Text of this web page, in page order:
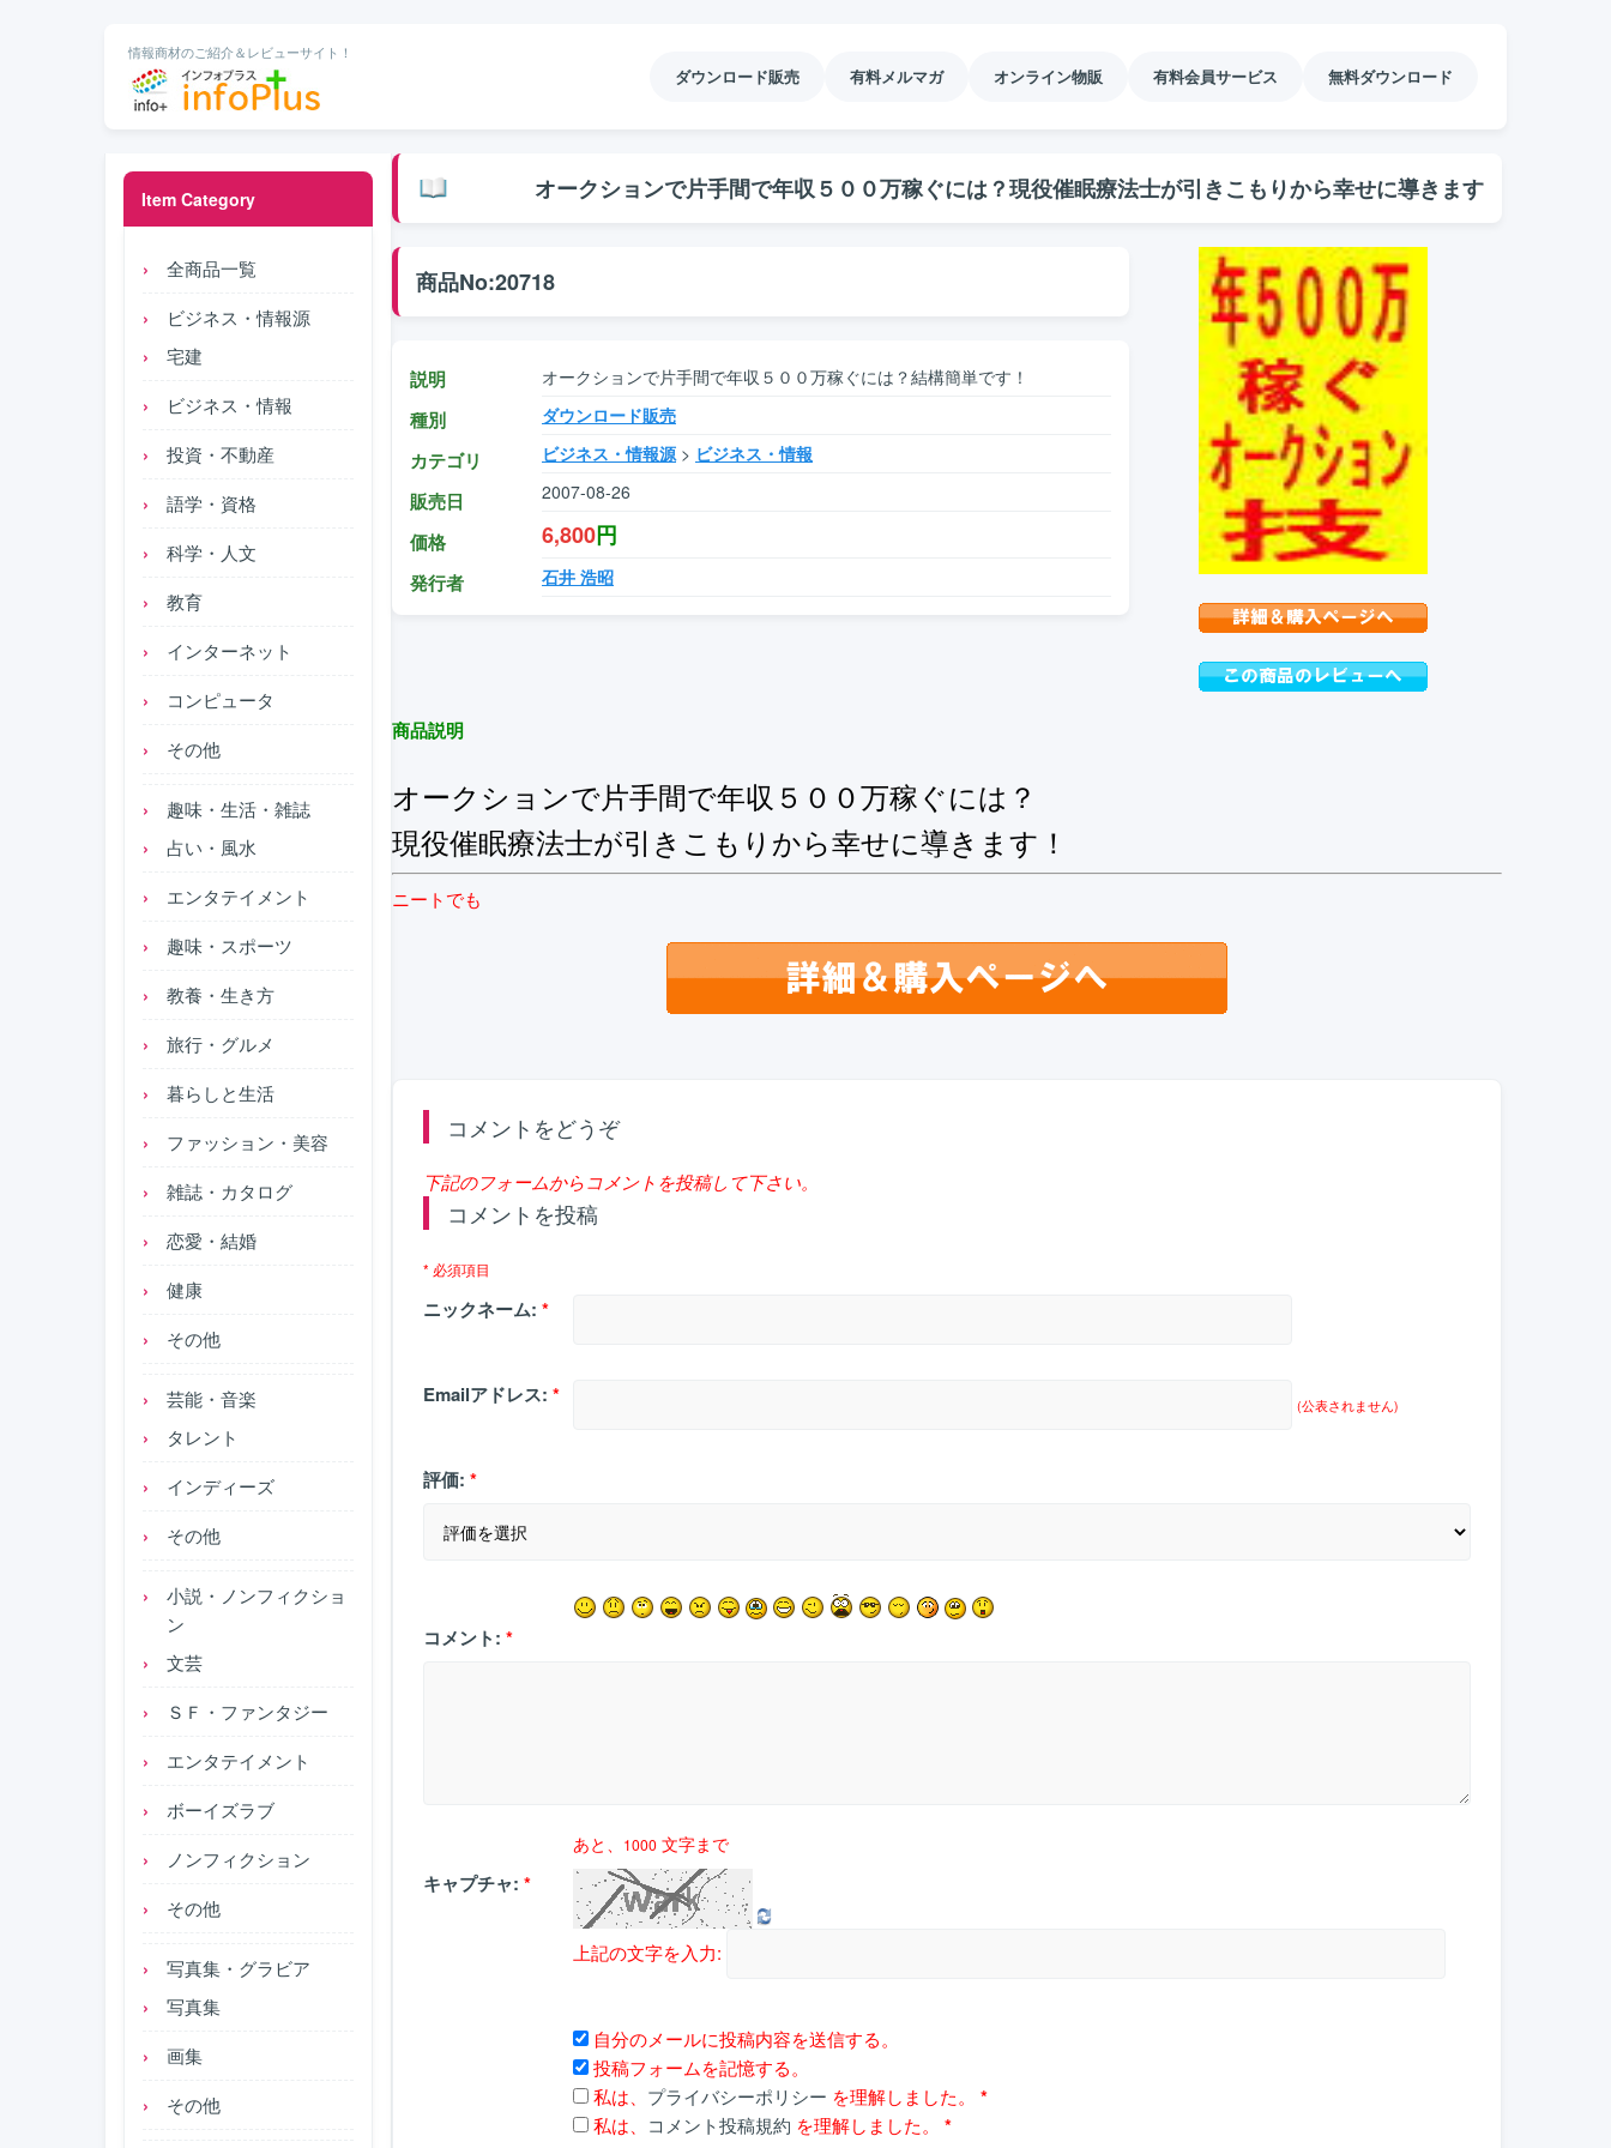
情報商材のご紹介＆レビューサイト！
ダウンロード販売 有料メルマガ オンライン物販 有料会員サービス 無料ダウンロード
Item Category
全商品一覧
ビジネス・情報源
宅建
ビジネス・情報
投資・不動産
語学・資格
科学・人文
教育
インターネット
コンピュータ
その他
趣味・生活・雑誌
占い・風水
エンタテイメント
趣味・スポーツ
教養・生き方
旅行・グルメ
暮らしと生活
ファッション・美容
雑誌・カタログ
恋愛・結婚
健康
その他
芸能・音楽
タレント
インディーズ
その他
小説・ノンフィクショ
ン
文芸
ＳＦ・ファンタジー
エンタテイメント
ボーイズラブ
ノンフィクション
その他
写真集・グラビア
写真集
画集
その他
オークションで片手間で年収５００万稼ぐには？現役催眠療法士が引きこもりから幸せに導きます
商品No:20718
説明 オークションで片手間で年収５００万稼ぐには？結構簡単です！
種別 ダウンロード販売
カテゴリ ビジネス・情報源> ビジネス・情報
販売日 2007-08-26
価格 6,800円
発行者 石井 浩昭
商品説明
オークションで片手間で年収５００万稼ぐには？
現役催眠療法士が引きこもりから幸せに導きます！
ニートでも
コメントをどうぞ
下記のフォームからコメントを投稿して下さい。
コメントを投稿
* 必須項目
ニックネーム: *
Emailアドレス: * (公表されません)
評価: *
コメント: *
あと、 1000 文字まで
キャプチャ: *
上記の文字を入力:
自分のメールに投稿内容を送信する。
投稿フォームを記憶する。
私は、 プライバシーポリシー を理解しました。 *
私は、 コメント投稿規約 を理解しました。 *